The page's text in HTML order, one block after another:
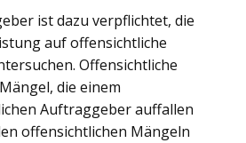
ist dazu verpflichtet, die
auf offensichtliche
Offensichtliche
die einem
Auftraggeber auffallen
offensichtlichen Mängeln